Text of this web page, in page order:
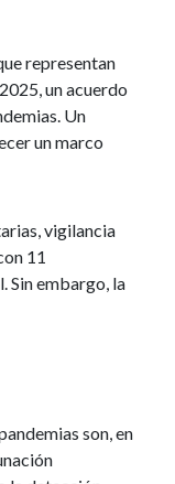
representan
un acuerdo
Un
un marco
vigilancia
11
Sin embargo, la
son, en